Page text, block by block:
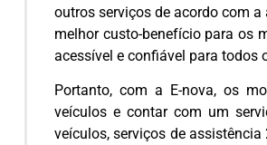
outros serviços de acordo com
melhor custo-benefício para os
acessível e confiável para todos
Portanto, com a E-nova, os
veículos e contar com um
veículos, serviços de